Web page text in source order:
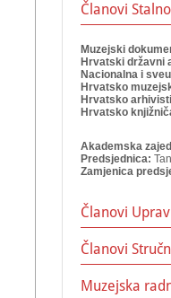
Članovi
Muzejski
Hrvatski državni
Nacionalna i
Hrvatsko
Hrvatsko
Hrvatsko
Akademska
Predsjednica:
Zamjenica
Članovi
Članovi
Muzejska